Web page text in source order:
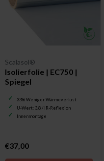
Scalasol®
Isolierfolie | EC750 |
Spiegel
33% Weniger Wärmeverlust
U-Wert: 3.8 / IR-Reflexion
Innenmontage
€37,00